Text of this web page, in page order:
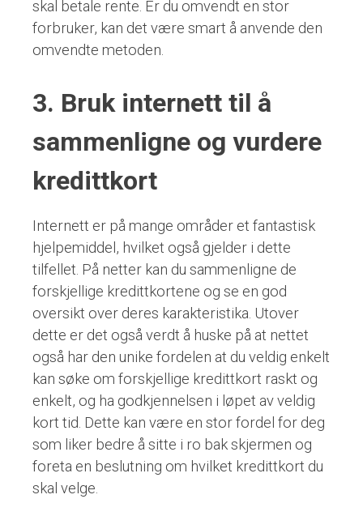
skal betale rente. Er du omvendt en stor
forbruker, kan det være smart å anvende den
omvendte metoden.
3. Bruk internett til å
sammenligne og vurdere
kredittkort
Internett er på mange områder et fantastisk
hjelpemiddel, hvilket også gjelder i dette
tilfellet. På netter kan du sammenligne de
forskjellige kredittkortene og se en god
oversikt over deres karakteristika. Utover
dette er det også verdt å huske på at nettet
også har den unike fordelen at du veldig enkelt
kan søke om forskjellige kredittkort raskt og
enkelt, og ha godkjennelsen i løpet av veldig
kort tid. Dette kan være en stor fordel for deg
som liker bedre å sitte i ro bak skjermen og
foreta en beslutning om hvilket kredittkort du
skal velge.